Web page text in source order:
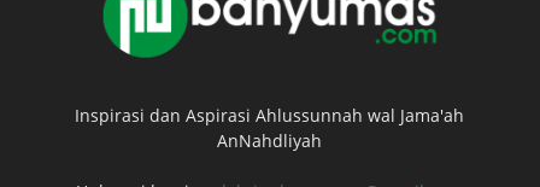
Inspirasi dan Aspirasi Ahlussunnah wal Jama'ah
AnNahdliyah